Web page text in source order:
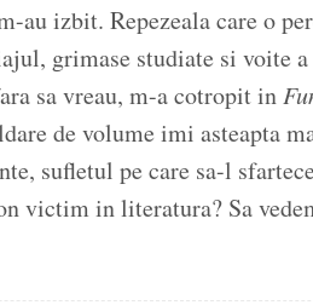
au izbit. Repezeala care o
grimase studiate si voite a
sa vreau, m-a cotropit in
de volume imi asteapta
sufletul pe care sa-l
victim in literatura? Sa